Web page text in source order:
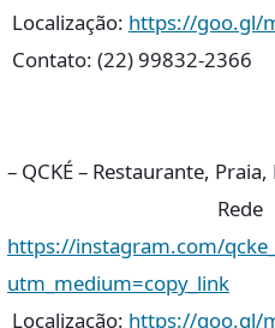
Localização: https://goo.gl/
Contato: (22) 99832-2366
– QCKÉ – Restaurante,
Rede
https://instagram.com/
utm_medium=copy_link
Localização: https://goo.gl/